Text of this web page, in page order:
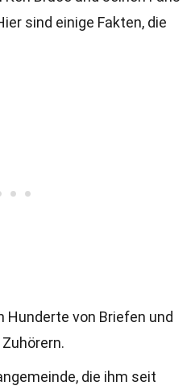
sind einige Fakten, die
Hunderte von Briefen und
die ihm seit